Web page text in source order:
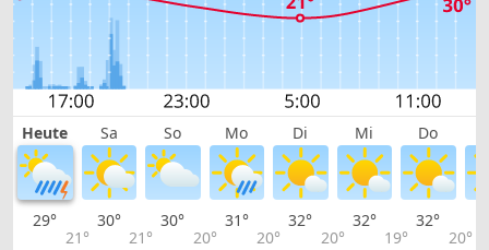
Heute Sa So Mo Di Mi Do
29°
21°
30°
21°
30°
20°
31°
20°
32°
20°
32°
19°
32°
20°